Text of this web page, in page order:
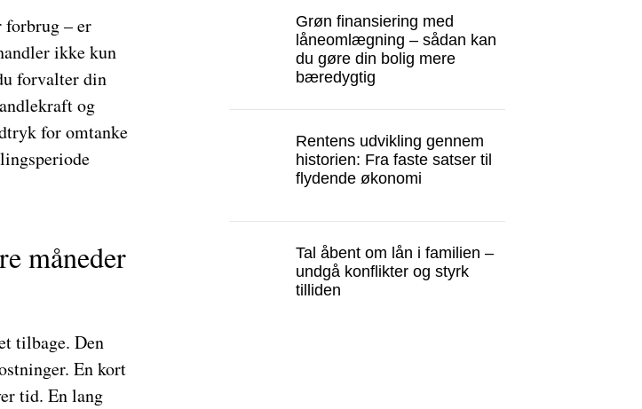
– er
ikke kun
forvalter din
og
for omtanke
måneder
tilbage. Den
En kort
tid. En lang
Grøn finansiering med
låneomlægning – sådan kan
du gøre din bolig mere
bæredygtig
Rentens udvikling gennem
historien: Fra faste satser til
flydende økonomi
Tal åbent om lån i familien –
undgå konflikter og styrk
tilliden